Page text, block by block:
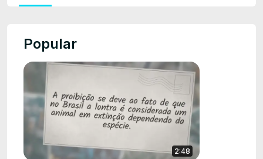
Popular
2:48